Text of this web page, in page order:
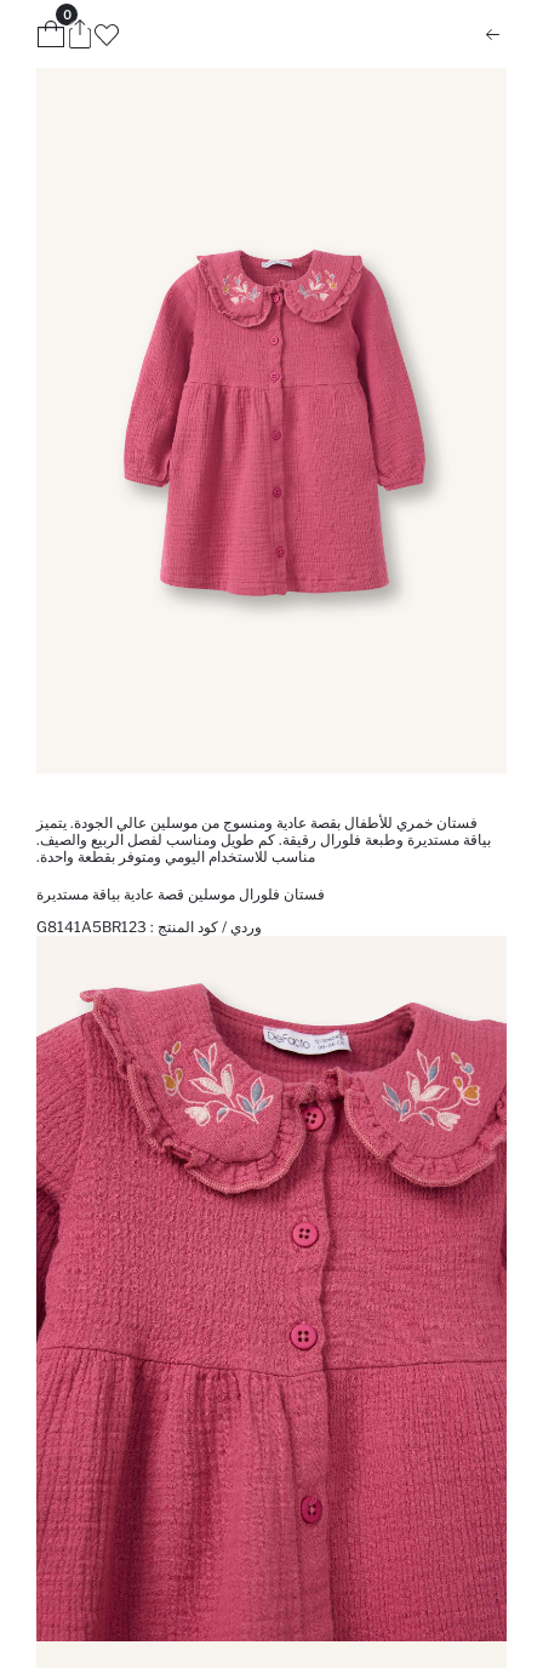
0
فستان خمري للأطفال بقصة عادية ومنسوج من موسلين عالي الجودة. يتميز
بياقة مستديرة وطبعة فلورال رقيقة. كم طويل ومناسب لفصل الربيع والصيف.
مناسب للاستخدام اليومي ومتوفر بقطعة واحدة.
فستان فلورال موسلين قصة عادية بياقة مستديرة
وردي / كود المنتج : G8141A5BR123